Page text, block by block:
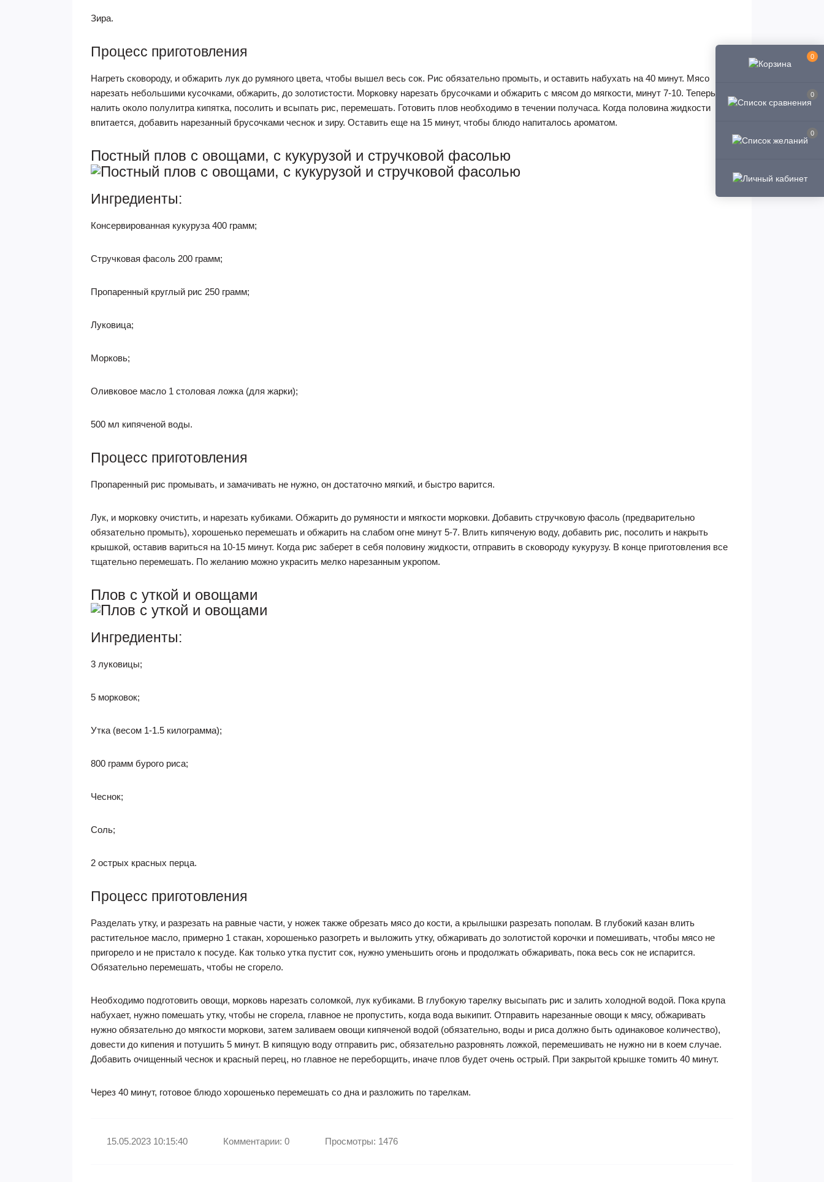
0
0
0
Зира.
Процесс приготовления
Нагреть сковороду, и обжарить лук до румяного цвета, чтобы вышел весь сок. Рис обязательно промыть, и оставить набухать на 40 минут. Мясо
нарезать небольшими кусочками, обжарить, до золотистости. Морковку нарезать брусочками и обжарить с мясом до мягкости, минут 7-10. Теперь
налить около полулитра кипятка, посолить и всыпать рис, перемешать. Готовить плов необходимо в течении получаса. Когда половина жидкости
впитается, добавить нарезанный брусочками чеснок и зиру. Оставить еще на 15 минут, чтобы блюдо напиталось ароматом.
Постный плов с овощами, с кукурузой и стручковой фасолью
Ингредиенты:
Консервированная кукуруза 400 грамм;
Стручковая фасоль 200 грамм;
Пропаренный круглый рис 250 грамм;
Луковица;
Морковь;
Оливковое масло 1 столовая ложка (для жарки);
500 мл кипяченой воды.
Процесс приготовления
Пропаренный рис промывать, и замачивать не нужно, он достаточно мягкий, и быстро варится.
Лук, и морковку очистить, и нарезать кубиками. Обжарить до румяности и мягкости морковки. Добавить стручковую фасоль (предварительно
обязательно промыть), хорошенько перемешать и обжарить на слабом огне минут 5-7. Влить кипяченую воду, добавить рис, посолить и накрыть
крышкой, оставив вариться на 10-15 минут. Когда рис заберет в себя половину жидкости, отправить в сковороду кукурузу. В конце приготовления все
тщательно перемешать. По желанию можно украсить мелко нарезанным укропом.
Плов с уткой и овощами
Ингредиенты:
3 луковицы;
5 морковок;
Утка (весом 1-1.5 килограмма);
800 грамм бурого риса;
Чеснок;
Соль;
2 острых красных перца.
Процесс приготовления
Разделать утку, и разрезать на равные части, у ножек также обрезать мясо до кости, а крылышки разрезать пополам. В глубокий казан влить
растительное масло, примерно 1 стакан, хорошенько разогреть и выложить утку, обжаривать до золотистой корочки и помешивать, чтобы мясо не
пригорело и не пристало к посуде. Как только утка пустит сок, нужно уменьшить огонь и продолжать обжаривать, пока весь сок не испарится.
Обязательно перемешать, чтобы не сгорело.
Необходимо подготовить овощи, морковь нарезать соломкой, лук кубиками. В глубокую тарелку высыпать рис и залить холодной водой. Пока крупа
набухает, нужно помешать утку, чтобы не сгорела, главное не пропустить, когда вода выкипит. Отправить нарезанные овощи к мясу, обжаривать
нужно обязательно до мягкости моркови, затем заливаем овощи кипяченой водой (обязательно, воды и риса должно быть одинаковое количество),
довести до кипения и потушить 5 минут. В кипящую воду отправить рис, обязательно разровнять ложкой, перемешивать не нужно ни в коем случае.
Добавить очищенный чеснок и красный перец, но главное не переборщить, иначе плов будет очень острый. При закрытой крышке томить 40 минут.
Через 40 минут, готовое блюдо хорошенько перемешать со дна и разложить по тарелкам.
15.05.2023 10:15:40 Комментарии: 0 Просмотры: 1476